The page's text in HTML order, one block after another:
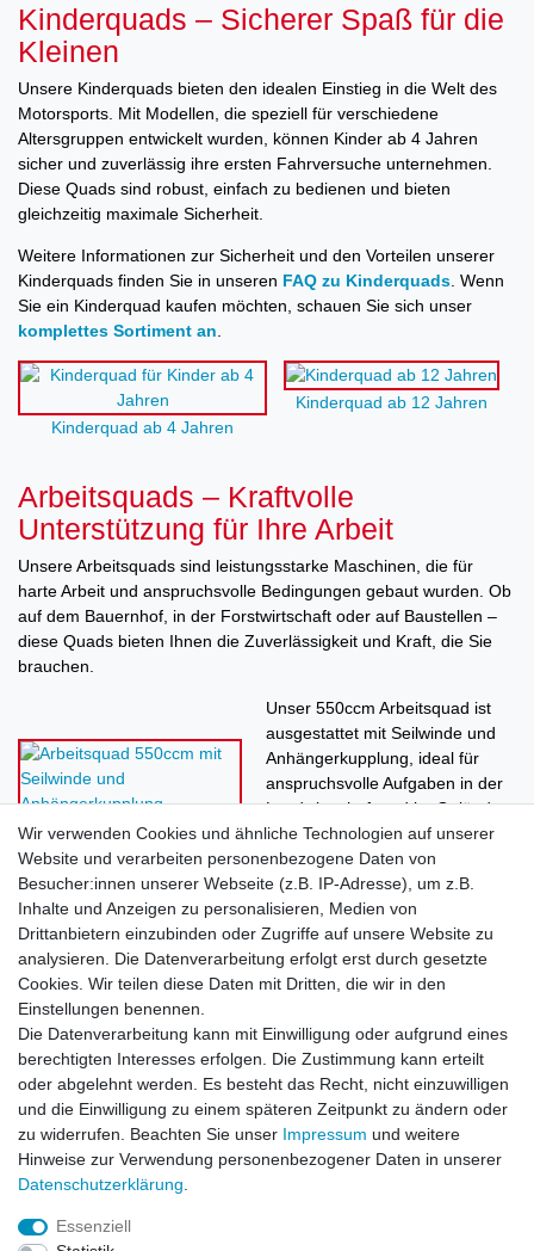
Kinderquads – Sicherer Spaß für die
Kleinen
Unsere Kinderquads bieten den idealen Einstieg in die Welt des
Motorsports. Mit Modellen, die speziell für verschiedene
Altersgruppen entwickelt wurden, können Kinder ab 4 Jahren
sicher und zuverlässig ihre ersten Fahrversuche unternehmen.
Diese Quads sind robust, einfach zu bedienen und bieten
gleichzeitig maximale Sicherheit.
Weitere Informationen zur Sicherheit und den Vorteilen unserer
Kinderquads finden Sie in unseren FAQ zu Kinderquads . Wenn
Sie ein Kinderquad kaufen möchten, schauen Sie sich unser
komplettes Sortiment an
Kinderquad ab 4 Jahren
Kinderquad ab 12 Jahren
Arbeitsquads – Kraftvolle
Unterstützung für Ihre Arbeit
Unsere Arbeitsquads sind leistungsstarke Maschinen, die für
harte Arbeit und anspruchsvolle Bedingungen gebaut wurden. Ob
auf dem Bauernhof, in der Forstwirtschaft oder auf Baustellen –
diese Quads bieten Ihnen die Zuverlässigkeit und Kraft, die Sie
brauchen.
Unser 550ccm Arbeitsquad ist
ausgestattet mit Seilwinde und
Anhängerkupplung, ideal für
anspruchsvolle Aufgaben in der
Landwirtschaft und im Gelände.
Mehr erfahren.
Rechtliches
Widerrufsrecht
Datenschutzerklärung
Service
Kontakt
Datenschutzerklärung
FAQ / Ratgeber
Kinderquad
E-Bikes / Pedelecs
Dirt Bike & Pocketbike
Wir verwenden Cookies und ähnliche Technologien auf unserer
Website und verarbeiten personenbezogene Daten von
Besucher:innen unserer Webseite (z.B. IP-Adresse), um z.B.
Inhalte und Anzeigen zu personalisieren, Medien von
Drittanbietern einzubinden oder Zugriffe auf unsere Website zu
analysieren. Die Datenverarbeitung erfolgt erst durch gesetzte
Cookies. Wir teilen diese Daten mit Dritten, die wir in den
Einstellungen benennen.
Die Datenverarbeitung kann mit Einwilligung oder aufgrund eines
berechtigten Interesses erfolgen. Die Zustimmung kann erteilt
oder abgelehnt werden. Es besteht das Recht, nicht einzuwilligen
und die Einwilligung zu einem späteren Zeitpunkt zu ändern oder
zu widerrufen. Beachten Sie unser Impressum und weitere
Hinweise zur Verwendung personenbezogener Daten in unserer
Daten­schutz­erklärung
Essenziell